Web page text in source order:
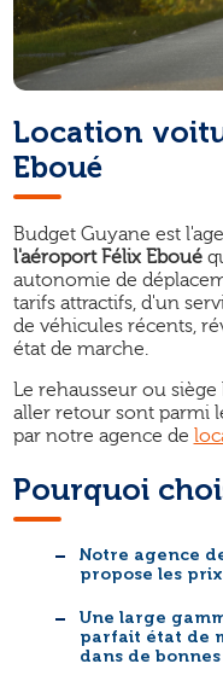
Location
Eboué
Budget Guyane est
l'aéroport Félix Eboué
autonomie de
tarifs attractifs, d'un
de véhicules récents,
état de marche.
Le rehausseur ou
aller retour sont parmi
par notre agence de
Pourquoi
Notre agence
propose les
Une large
parfait état de
dans de